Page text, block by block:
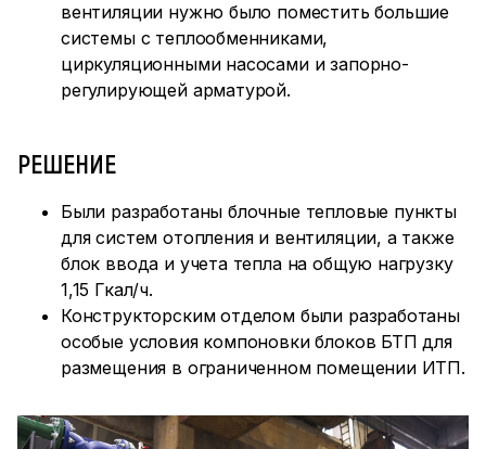
вентиляции нужно было поместить большие
системы с теплообменниками,
циркуляционными насосами и запорно-
регулирующей арматурой.
РЕШЕНИЕ
Были разработаны блочные тепловые пункты
для систем отопления и вентиляции, а также
блок ввода и учета тепла на общую нагрузку
1,15 Гкал/ч.
Конструкторским отделом были разработаны
особые условия компоновки блоков БТП для
размещения в ограниченном помещении ИТП.